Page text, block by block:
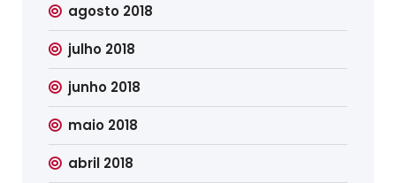
agosto 2018
julho 2018
junho 2018
maio 2018
abril 2018